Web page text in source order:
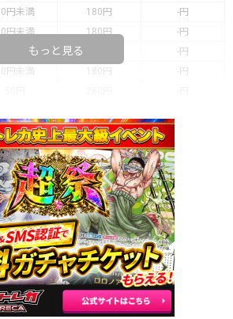
円未満 180円
-円
円未満 180円
-円
30円未満
-円
円未満 180円
-円
50円 280円
150円 380円
100円 280円
50円 180円
30円 120円
30円 120円
円未満 80円
円未満 80円
円未満 80円
円未満 80円
もっと見る